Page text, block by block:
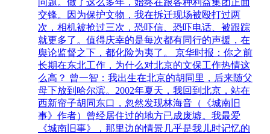
交锋。因为保护文物，我在拆迁现场被殴打过两
次，相机被抢过三次，恐吓信、恐吓电话、被跟踪
就更多了。值得庆幸的是每次都有同行的声援，在
舆论监督之下，都化险为夷了。 京华时报：你之前
长期在东北工作，为什么对北京的文保工作热情这
么高？ 曾一智：我出生在北京的胡同里，后来随父
母下放到哈尔滨。2002年夏天，我回到北京，站在
西新帘子胡同东口，忽然发现林海音（《城南旧
事》作者）曾经居住过的地方已成废墟。我最爱
《城南旧事》，那里边的情景几乎是我儿时记忆的